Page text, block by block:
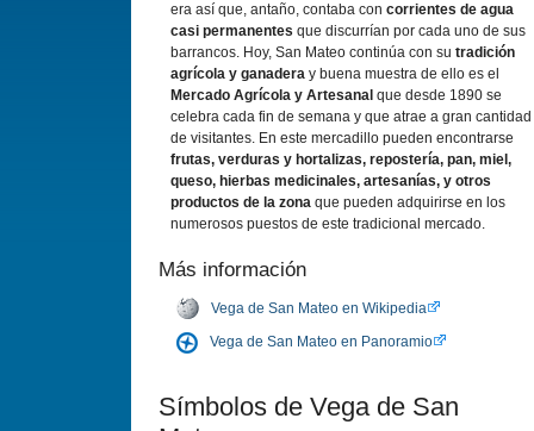
era así que, antaño, contaba con corrientes de agua
casi permanentes que discurrían por cada uno de sus
barrancos. Hoy, San Mateo continúa con su tradición
agrícola y ganadera y buena muestra de ello es el
Mercado Agrícola y Artesanal que desde 1890 se
celebra cada fin de semana y que atrae a gran cantidad
de visitantes. En este mercadillo pueden encontrarse
frutas, verduras y hortalizas, repostería, pan, miel,
queso, hierbas medicinales, artesanías, y otros
productos de la zona que pueden adquirirse en los
numerosos puestos de este tradicional mercado.
Más información
Vega de San Mateo en Wikipedia
Vega de San Mateo en Panoramio
Símbolos de Vega de San